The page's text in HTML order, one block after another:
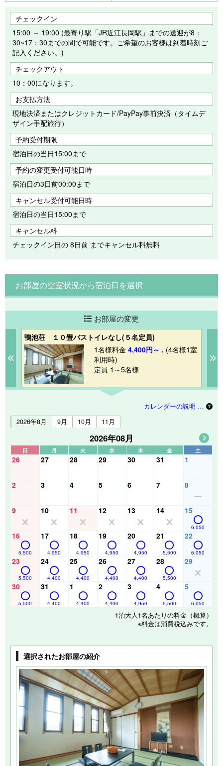
チェックイン
15:00 ～ 19:00 (最寄り駅「JR近江長岡駅」までの送迎が8：
30~17：30までの間で可能です。ご希望のお客様は到着時刻ご
記入ください。)
チェックアウト
10：00になります。
お支払方法
現地決済またはクレジットカード/PayPay事前決済（タイムデ
ザイン手配旅行）
予約受付期限
宿泊日の当日15:00まで
予約の変更受付可能日時
宿泊日の3日前00:00まで
キャンセル受付可能日時
宿泊日の当日15:00まで
キャンセル料
チェックイン日の 8日前 までキャンセル料無料
お部屋の空室状況から宿泊日を選択
お部屋の変更
Previous
鴨池荘 １０畳バストイレなし(５名定員)
1名様料金 4,400円～ , (4名様1室
利用時)
定員 1～5名様
カレンダーの説明 …
2026年8月
9月 10月 11月
2026年08月
日 月 火 水 木 金 土
26 27 28 29 30 31 1
2 3 4 5 6 7 8
9 10 11 12 13 14 15
6,050
16
5,500
17
4,950
18
4,950
19
4,950
20
4,950
21
5,500
22
6,050
23
5,500
24
4,400
25
4,400
26
4,400
27
4,400
28
5,500
29
30
5,500
31
4,400
1
4,400
2
4,400
3
4,950
4
5,500
5
6,050
1泊大人1名あたりの料金（概算）
※料金は消費税込みです。
選択されたお部屋の紹介